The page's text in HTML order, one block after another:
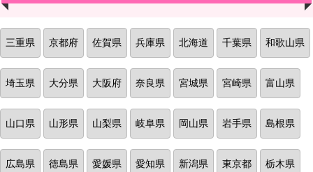
三重県 京都府 佐賀県 兵庫県 北海道 千葉県 和歌山県
埼玉県 大分県 大阪府 奈良県 宮城県 宮崎県 富山県
山口県 山形県 山梨県 岐阜県 岡山県 岩手県 島根県
広島県 徳島県 愛媛県 愛知県 新潟県 東京都 栃木県